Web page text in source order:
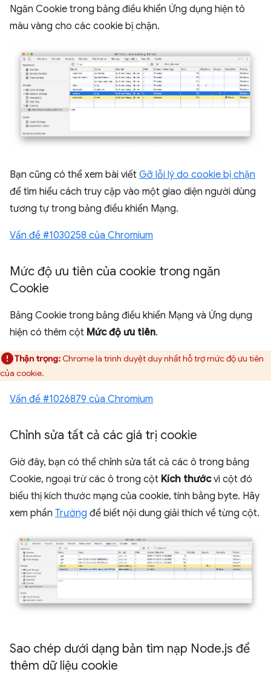
Ngăn Cookie trong bảng điều khiển Ứng dụng hiện tô
màu vàng cho các cookie bị chặn.
Bạn cũng có thể xem bài viết Gỡ lỗi lý do cookie bị chặn
để tìm hiểu cách truy cập vào một giao diện người dùng
tương tự trong bảng điều khiển Mạng.
Vấn đề #1030258 của Chromium
Mức độ ưu tiên của cookie trong ngăn
Cookie
Bảng Cookie trong bảng điều khiển Mạng và Ứng dụng
hiện có thêm cột Mức độ ưu tiên.
Thận trọng:Chrome là trình duyệt duy nhất hỗ trợ mức độ ưu tiên
của cookie.
Vấn đề #1026879 của Chromium
Chỉnh sửa tất cả các giá trị cookie
Giờ đây, bạn có thể chỉnh sửa tất cả các ô trong bảng
Cookie, ngoại trừ các ô trong cột Kích thướcvì cột đó
biểu thị kích thước mạng của cookie, tính bằng byte. Hãy
xem phần Trường để biết nội dung giải thích về từng cột.
Sao chép dưới dạng bản tìm nạp Node.js để
thêm dữ liệu cookie